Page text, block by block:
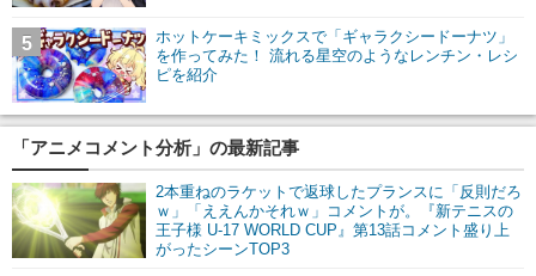
ホットケーキミックスで「ギャラクシードーナツ」
を作ってみた！ 流れる星空のようなレンチン・レシ
ピを紹介
5
「アニメコメント分析」の最新記事
2本重ねのラケットで返球したプランスに「反則だろ
ｗ」「ええんかそれｗ」コメントが。『新テニスの
王子様 U-17 WORLD CUP』第13話コメント盛り上
がったシーンTOP3